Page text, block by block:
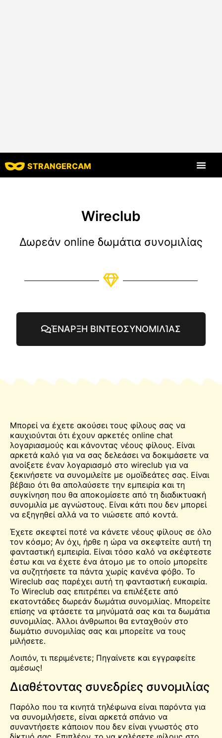
STRANGERCAM
Wireclub
Δωρεάν online δωμάτια συνομιλίας
ΈΝΑΡΞΗ ΒΙΝΤΕΟΣΥΝΟΜΙΛΊΑΣ
Μπορεί να έχετε ακούσει τους φίλους σας να
καυχιούνται ότι έχουν αρκετές online chat
λογαριασμούς και κάνοντας νέους φίλους. Είναι
αρκετά καλό για να σας δελεάσει να δοκιμάσετε να
ανοίξετε έναν λογαριασμό στο wireclub για να
ξεκινήσετε να συνομιλείτε με ομοϊδεάτες σας. Είναι
βέβαιο ότι θα απολαύσετε την εμπειρία και τη
συγκίνηση που θα αποκομίσετε από τη διαδικτυακή
συνομιλία με αγνώστους. Είναι κάτι που δεν μπορεί
να εξηγηθεί αλλά να το νιώσετε από κοντά.
Έχετε σκεφτεί ποτέ να κάνετε νέους φίλους σε όλο
τον κόσμο; Αν όχι, ήρθε η ώρα να σκεφτείτε αυτή τη
φανταστική εμπειρία. Είναι τόσο καλό να σκέφτεστε
έστω και να έχετε ένα άτομο με το οποίο μπορείτε
να συζητήσετε τα πάντα χωρίς κανένα φόβο. Το
Wireclub σας παρέχει αυτή τη φανταστική ευκαιρία.
Το Wireclub σας επιτρέπει να επιλέξετε από
εκατοντάδες δωρεάν δωμάτια συνομιλίας. Μπορείτε
επίσης να φτάσετε τα μηνύματά σας και τα δωμάτια
συνομιλίας. Άλλοι άνθρωποι θα ενταχθούν στο
δωμάτιο συνομιλίας σας και μπορείτε να τους
μιλήσετε.
Λοιπόν, τι περιμένετε; Πηγαίνετε και εγγραφείτε
αμέσως!
Διαθέτοντας συνεδρίες συνομιλίας
Παρόλο που τα κινητά τηλέφωνα είναι παρόντα για
να συνομιλήσετε, είναι αρκετά σπάνιο να
συναντήσετε κάποιον που δεν είναι γνωστός στο